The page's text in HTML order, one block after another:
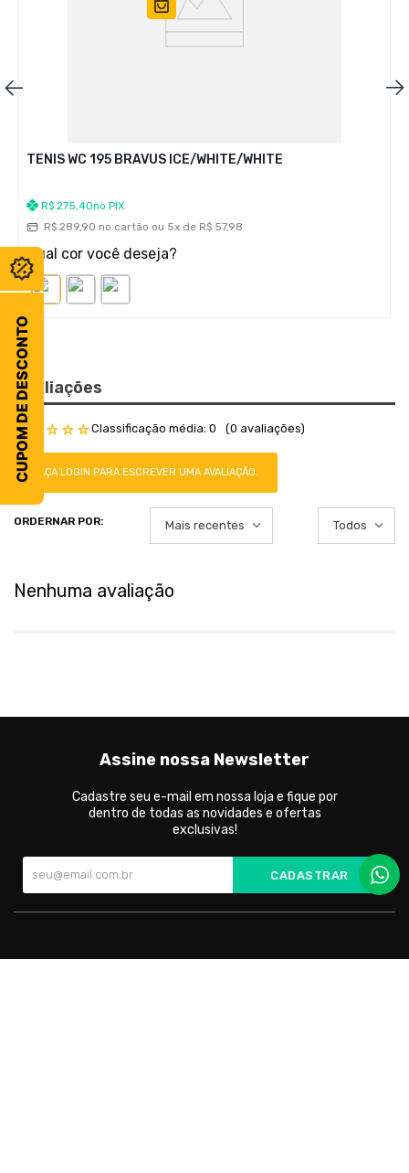
CUPOM DE DESCONTO
TENIS WC 195 BRAVUS ICE/WHITE/WHITE
R$ 275,40no PIX
R$ 289,90 no cartão ou 5x de R$ 57,98
Qual cor você deseja?
Avaliações
☆ ☆ ☆ ☆Classificação média: 0 (0 avaliações)
FAÇA LOGIN PARA ESCREVER UMA AVALIAÇÃO.
Mais recentes Todos
Nenhuma avaliação
Assine nossa Newsletter
Cadastre seu e-mail em nossa loja e fique por
dentro de todas as novidades e ofertas
exclusivas!
CADASTRAR